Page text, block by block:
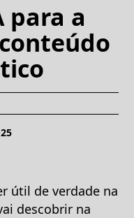
para a
útil de verdade na
descobrir na